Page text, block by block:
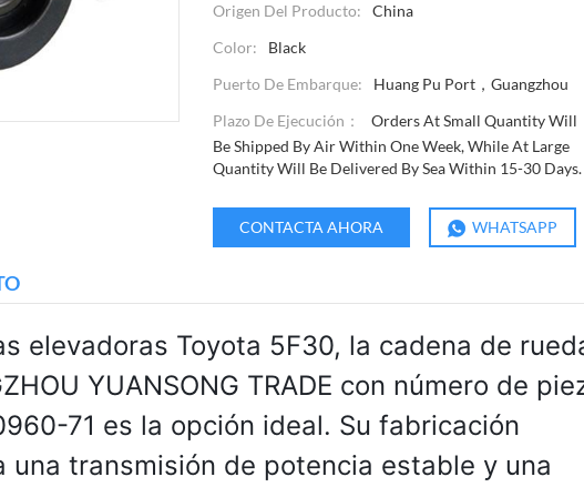
Origen Del Producto:
China
Color:
Black
Puerto De Embarque:
Huang Pu Port，Guangzhou
Plazo De Ejecución：
Orders At Small Quantity Will
Be Shipped By Air Within One Week, While At Large
Quantity Will Be Delivered By Sea Within 15-30 Days.
CONTACTA AHORA WHATSAPP
elevadoras Toyota 5F30, la cadena de
YUANSONG TRADE con número de
71 es la opción ideal. Su fabricación
una transmisión de potencia estable y una